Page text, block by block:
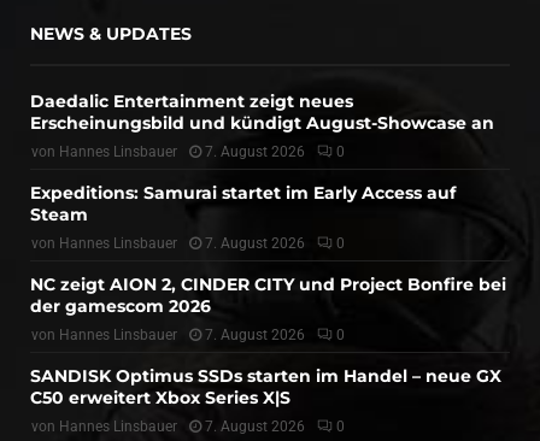
NEWS & UPDATES
Daedalic Entertainment zeigt neues
Erscheinungsbild und kündigt August-Showcase an
von Hannes Linsbauer 7. August 2026 0
Expeditions: Samurai startet im Early Access auf
Steam
von Hannes Linsbauer 7. August 2026 0
NC zeigt AION 2, CINDER CITY und Project Bonfire bei
der gamescom 2026
von Hannes Linsbauer 7. August 2026 0
SANDISK Optimus SSDs starten im Handel – neue GX
C50 erweitert Xbox Series X|S
von Hannes Linsbauer 7. August 2026 0